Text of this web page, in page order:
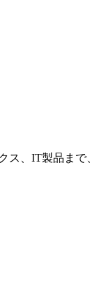
ス、IT製品まで、